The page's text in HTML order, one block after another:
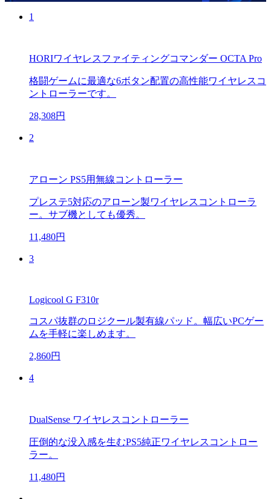
1
HORIワイヤレスファイティングコマンダー OCTA Pro
格闘ゲームに最適な6ボタン配置の高性能ワイヤレスコ
ントローラーです。
28,308円
2
アローン PS5用無線コントローラー
プレステ5対応のアローン製ワイヤレスコントローラ
ー。サブ機としても優秀。
11,480円
3
Logicool G F310r
コスパ抜群のロジクール製有線パッド。幅広いPCゲー
ムを手軽に楽しめます。
2,860円
4
DualSense ワイヤレスコントローラー
圧倒的な没入感を生むPS5純正ワイヤレスコントロー
ラー。
11,480円